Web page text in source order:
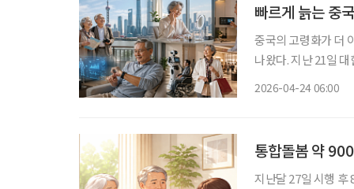
빠르게 늙는 중
중국의 고령화가 더
나왔다. 지난 21일
2026-04-24 06:00
통합돌봄 약
지난달 27일 시행 후